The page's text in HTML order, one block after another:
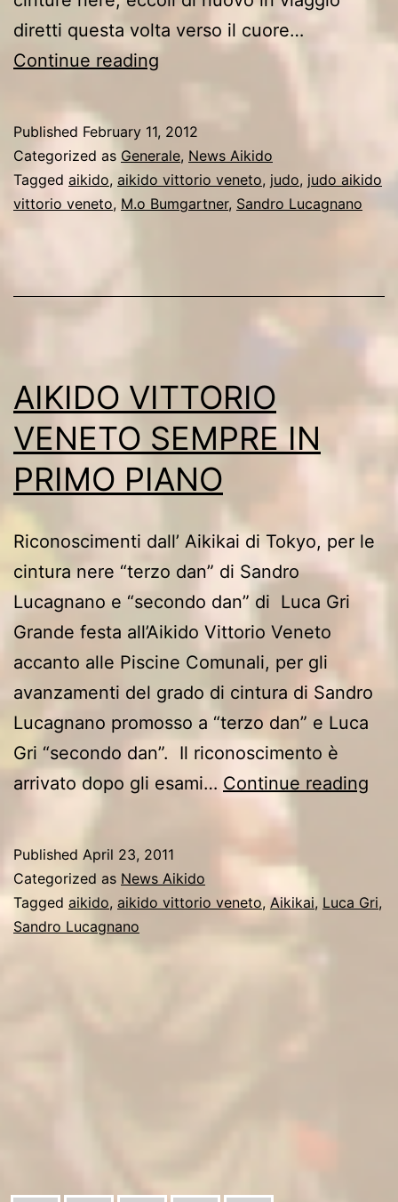
diretti questa volta verso il cuore…
Continue reading
TRASFERTA
A
BERLINO
Published February 11, 2012
Categorized as Generale, News Aikido
Tagged aikido, aikido vittorio veneto, judo, judo aikido
vittorio veneto, M.o Bumgartner, Sandro Lucagnano
AIKIDO VITTORIO
VENETO SEMPRE IN
PRIMO PIANO
Riconoscimenti dall’ Aikikai di Tokyo, per le
cintura nere “terzo dan” di Sandro
Lucagnano e “secondo dan” di Luca Gri
Grande festa all’Aikido Vittorio Veneto
accanto alle Piscine Comunali, per gli
avanzamenti del grado di cintura di Sandro
Lucagnano promosso a “terzo dan” e Luca
Gri “secondo dan”. Il riconoscimento è
arrivato dopo gli esami… Continue reading
IN
Published April 23, 2011
Categorized as News Aikido
Tagged aikido, aikido vittorio veneto, Aikikai, Luca Gri,
Sandro Lucagnano